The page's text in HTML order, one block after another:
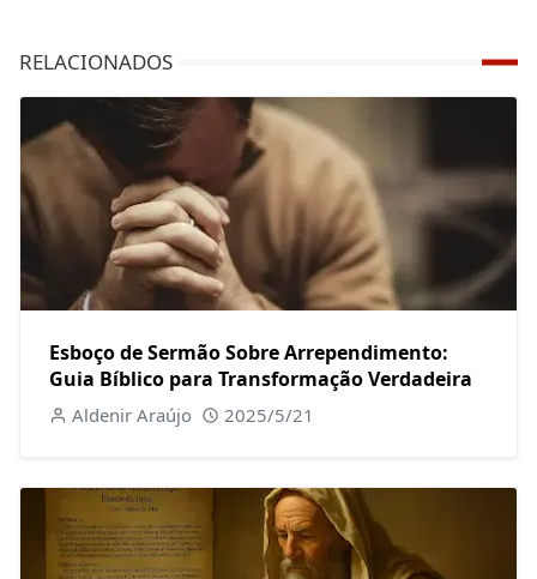
RELACIONADOS
Esboço de Sermão Sobre Arrependimento:
Guia Bíblico para Transformação Verdadeira
Aldenir Araújo 2025/5/21